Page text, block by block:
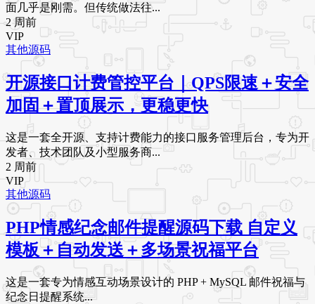
面几乎是刚需。但传统做法往...
2 周前
VIP
其他源码
开源接口计费管控平台｜QPS限速＋安全
加固＋置顶展示，更稳更快
这是一套全开源、支持计费能力的接口服务管理后台，专为开
发者、技术团队及小型服务商...
2 周前
VIP
其他源码
PHP情感纪念邮件提醒源码下载 自定义
模板＋自动发送＋多场景祝福平台
这是一套专为情感互动场景设计的 PHP + MySQL 邮件祝福与
纪念日提醒系统...